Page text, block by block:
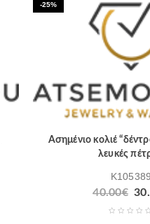
-25%
Ασημένιο κολιέ
λευκές
K105389
40.00€